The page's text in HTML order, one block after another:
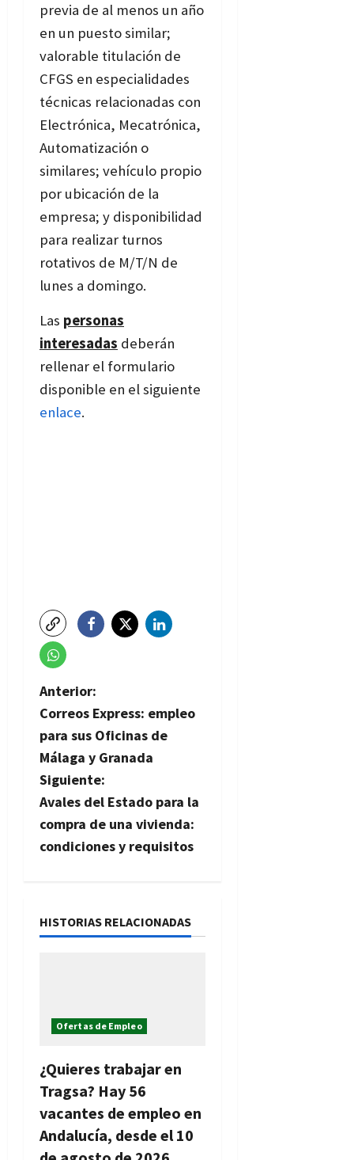
previa de al menos un año
en un puesto similar;
valorable titulación de
CFGS en especialidades
técnicas relacionadas con
Electrónica, Mecatrónica,
Automatización o
similares; vehículo propio
por ubicación de la
empresa; y disponibilidad
para realizar turnos
rotativos de M/T/N de
lunes a domingo.
Las personas
interesadas deberán
rellenar el formulario
disponible en el siguiente
enlace.
N
a
v
e
g
i
d
e
e
n
Anterior:
Correos Express: empleo
para sus Oficinas de
Málaga y Granada
Siguiente:
Avales del Estado para la
compra de una vivienda:
condiciones y requisitos
HISTORIAS RELACIONADAS
Ofertas de Empleo
¿Quieres trabajar en
Tragsa? Hay 56
vacantes de empleo en
Andalucía, desde el 10